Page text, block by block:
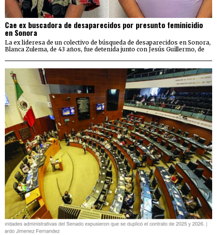
Cae ex buscadora de desaparecidos por presunto feminicidio
en Sonora
La ex lideresa de un colectivo de búsqueda de desaparecidos en Sonora,
Blanca Zulema, de 43 años, fue detenida junto con Jesús Guillermo, de